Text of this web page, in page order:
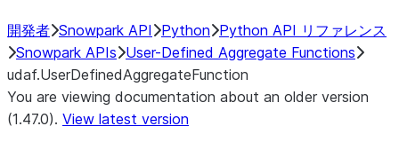
開発者 Snowpark API Python Python API リファレンス
Snowpark APIs User-Defined Aggregate Functions
udaf.UserDefinedAggregateFunction
You are viewing documentation about an older version
(1.47.0). View latest version